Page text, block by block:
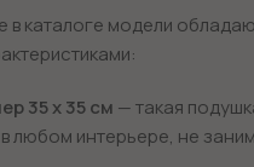
в каталоге модели
35 х 35 см — такая
любом интерьере, не